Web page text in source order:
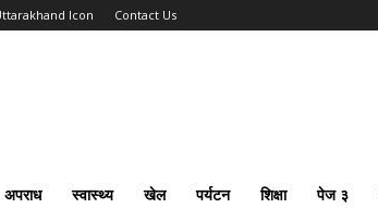
Icon Contact Us
अपराध स्वास्थ्य खेल पर्यटन शिक्षा पेज ३